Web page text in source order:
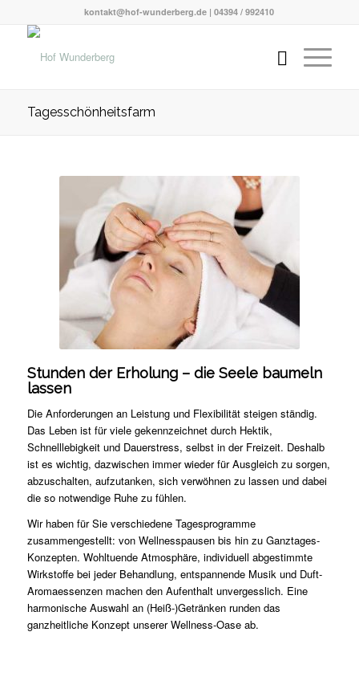
kontakt@hof-wunderberg.de | 04394 / 992410
Tagesschönheitsfarm
Stunden der Erholung – die Seele baumeln
lassen
Die Anforderungen an Leistung und Flexibilität steigen ständig.
Das Leben ist für viele gekennzeichnet durch Hektik,
Schnelllebigkeit und Dauerstress, selbst in der Freizeit. Deshalb
ist es wichtig, dazwischen immer wieder für Ausgleich zu sorgen,
abzuschalten, aufzutanken, sich verwöhnen zu lassen und dabei
die so notwendige Ruhe zu fühlen.
Wir haben für Sie verschiedene Tagesprogramme
zusammengestellt: von Wellnesspausen bis hin zu Ganztages-
Konzepten. Wohltuende Atmosphäre, individuell abgestimmte
Wirkstoffe bei jeder Behandlung, entspannende Musik und Duft-
Aromaessenzen machen den Aufenthalt unvergesslich. Eine
harmonische Auswahl an (Heiß-)Getränken runden das
ganzheitliche Konzept unserer Wellness-Oase ab.